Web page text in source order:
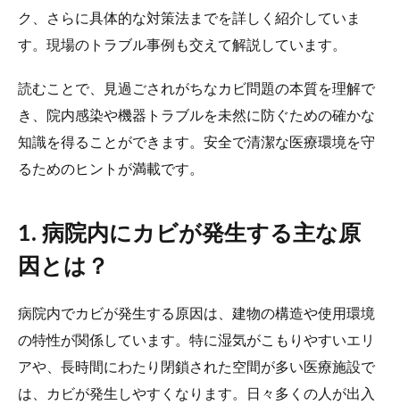
ク、さらに具体的な対策法までを詳しく紹介していま
す。現場のトラブル事例も交えて解説しています。
読むことで、見過ごされがちなカビ問題の本質を理解で
き、院内感染や機器トラブルを未然に防ぐための確かな
知識を得ることができます。安全で清潔な医療環境を守
るためのヒントが満載です。
1. 病院内にカビが発生する主な原
因とは？
病院内でカビが発生する原因は、建物の構造や使用環境
の特性が関係しています。特に湿気がこもりやすいエリ
アや、長時間にわたり閉鎖された空間が多い医療施設で
は、カビが発生しやすくなります。日々多くの人が出入